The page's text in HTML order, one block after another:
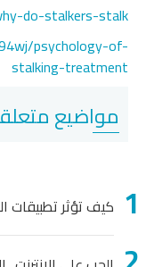
do-stalkers-stalk/
psychology-of-
stalking-treatment
مواضيع
كيف تؤثر تطبيقات